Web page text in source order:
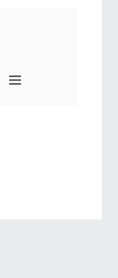
메뉴